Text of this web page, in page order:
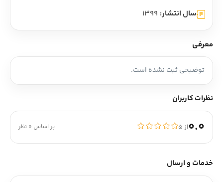
سال انتشار: 1399
معرفی
توضیحی ثبت نشده است.
نظرات کاربران
0.0از ۵ بر اساس 0 نظر
خدمات و ارسال